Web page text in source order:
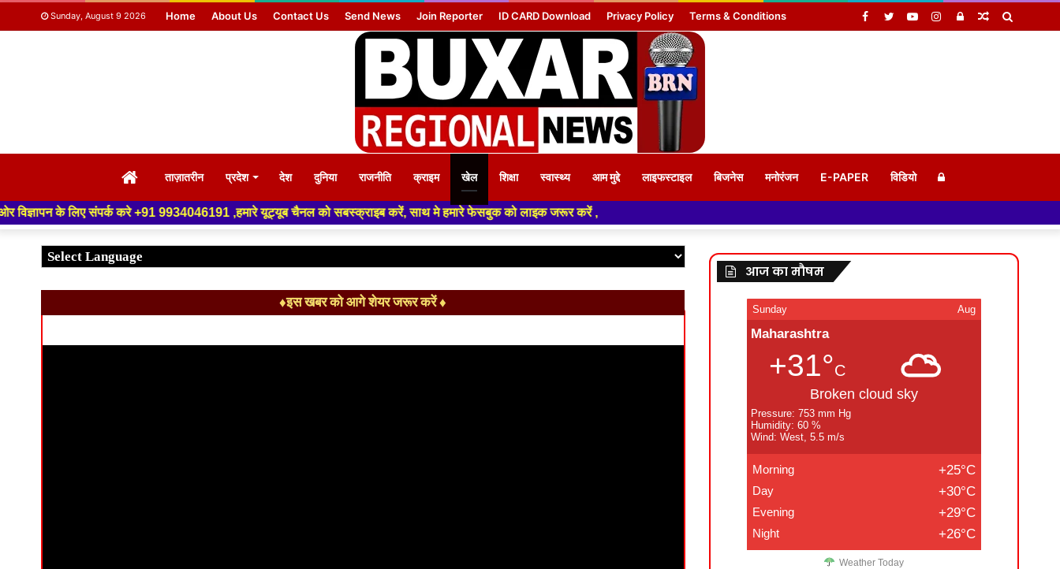
Sunday, August 9 2026 Home About Us Contact Us Send News Join Reporter ID CARD Download Privacy Policy Terms & Conditions Random
Log
Instagram
YouTube
Twitter
Facebook
HOMEताज़ातरीन प्रदेश देश दुनिया राजनीति क्राइम खेल शिक्षा स्वास्थ्य आम मुद्दे लाइफस्टाइल बिजनेस मनोरंजन E-PAPER विडियो Log
In
करे +91 9934046191 ,हमारे यूट्यूब चैनल को सबस्क्राइब करें, साथ मे हमारे फेसबुक को लाइक जरूर करें ,
♦इस खबर को आगे शेयर जरूर करें ♦
आज का मौषम
Sunday Aug
Maharashtra
+31°C
Broken cloud sky
Pressure: 753 mm Hg
Humidity: 60 %
Wind: West, 5.5 m/s
Morning +25°C
Day +30°C
Evening +29°C
Night +26°C
Weather Today